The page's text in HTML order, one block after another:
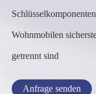
Wohnmobilen
getrennt sind
Anfrage senden